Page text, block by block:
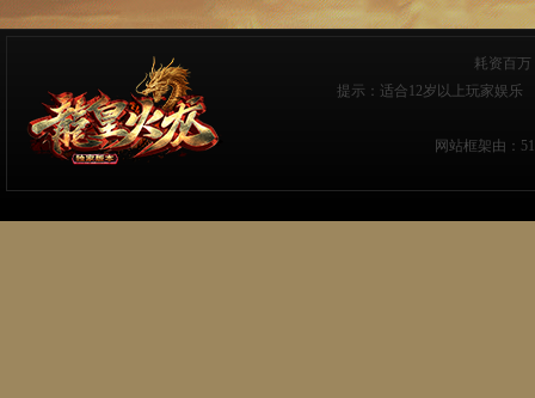
耗资百万
提示：适合12岁以上玩家娱乐
网站框架由：